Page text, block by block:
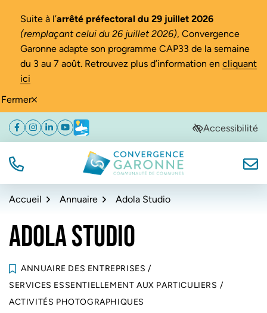
Fermer
Suite à l’arrêté préfectoral du 29 juillet 2026
(remplaçant celui du 26 juillet 2026), Convergence
Garonne adapte son programme CAP33 de la semaine
du 3 au 7 août. Retrouvez plus d’information en cliquant
ici
Aller
navigation
Aller
au
Aller
au
de
Facebook
(ouverture dans un nouvel onglet)
Instagram
(ouverture dans un nouvel onglet)
Linkedin
(ouverture dans un nouvel onglet)
YouTube
(ouverture dans un nouvel onglet)
Météo
(ouverture dans un nouvel onglet)Accessibilité
TÉL. Convergence Garonne
Accueil Annuaire Adola Studio
ADOLA STUDIO
ANNUAIRE DES ENTREPRISES /
SERVICES ESSENTIELLEMENT AUX PARTICULIERS /
ACTIVITÉS PHOTOGRAPHIQUES